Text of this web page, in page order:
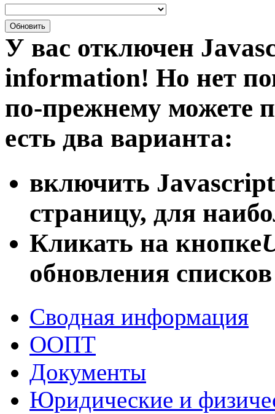
У вас отключен
information! Но нет
по-прежнему можете
есть два варианта:
включить Javascript
страницу, для
Кликать на кнопке
обновления
Сводная информация
ООПТ
Документы
Юридические и